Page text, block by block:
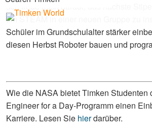
um STEAM in einer neuen Gruppe zu
Schüler im Grundschulalter stärker
diesen Herbst Roboter bauen und
Wie die NASA bietet Timken Studenten
Engineer for a Day-Programm einen
Karriere. Lesen Sie hierdarüber.